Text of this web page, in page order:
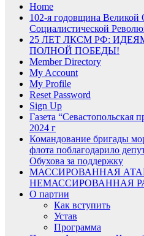
Home
102-я годовщина Великой
Социалистической
25 ЛЕТ ЛКСМ РФ:
ПОЛНОЙ ПОБЕДЫ!
Member Directory
My Account
My Profile
Reset Password
Sign Up
Газета “Севастопольская
2024 г
Командование бригады
флота поблагодарило
Обухова за поддержку
МАССИРОВАННАЯ
НЕМАССИРОВАННАЯ
О партии
Как вступить
Устав
Программа